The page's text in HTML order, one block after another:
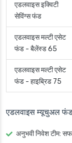
एडलवाइस इक्विटी
सेविंग्स फंड
एडलवाइस मल्टी एसेट
फंड - बैलेंस्ड 65
एडलवाइस मल्टी एसेट
फंड - हाइब्रिड 75
एडलवाइस म्यूचुअल
अनुभवी निवेश टीम: